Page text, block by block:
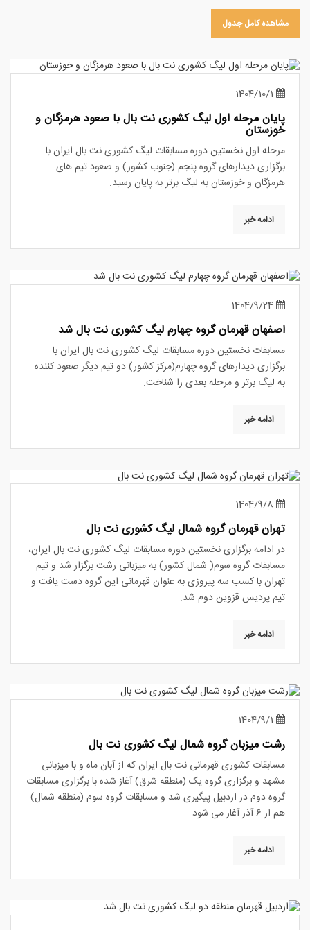
مشاهده کامل جدول
پایان مرحله اول لیگ کشوری نت بال با صعود هرمزگان و
خوزستان
مرحله اول نخستین دوره مسابقات لیگ کشوری نت بال ایران با
برگزاری دیدارهای گروه پنجم (جنوب کشور) و صعود تیم های
هرمزگان و خوزستان به لیگ برتر به پایان رسید.
ادامه خبر
اصفهان قهرمان گروه چهارم لیگ کشوری نت بال شد
مسابقات نخستین دوره مسابقات لیگ کشوری نت بال ایران با
برگزاری دیدارهای گروه چهارم(مرکز کشور) دو تیم دیگر صعود کننده
به لیگ برتر و مرحله بعدی را شناخت.
ادامه خبر
تهران قهرمان گروه شمال لیگ کشوری نت بال
در ادامه برگزاری نخستین دوره مسابقات لیگ کشوری نت بال ایران،
مسابقات گروه سوم( شمال کشور) به میزبانی رشت برگزار شد و تیم
تهران با کسب سه پیروزی به عنوان قهرمانی این گروه دست یافت و
تیم پردیس قزوین دوم شد.
ادامه خبر
رشت میزبان گروه شمال لیگ کشوری نت بال
مسابقات کشوری قهرمانی نت بال ایران که از آبان ماه و با میزبانی
مشهد و برگزاری گروه یک (منطقه شرق) آغاز شده با برگزاری مسابقات
گروه دوم در اردبیل پیگیری شد و مسابقات گروه سوم (منطقه شمال)
هم از 6 آذر آغاز می شود.
ادامه خبر